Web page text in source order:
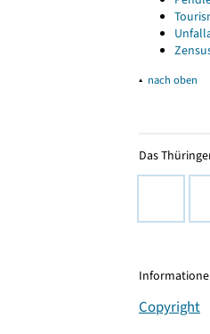
▴ nach oben
Das
Copyright